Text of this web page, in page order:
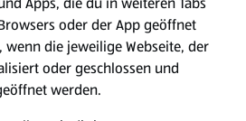
oder der App geöffnet
die jeweilige Webseite, der
oder geschlossen und
werden.